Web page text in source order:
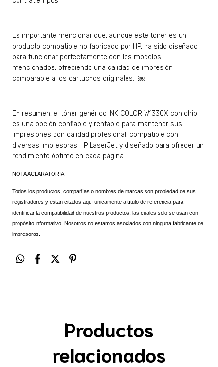
Es importante mencionar que, aunque este tóner es un
producto compatible no fabricado por HP, ha sido diseñado
para funcionar perfectamente con los modelos
mencionados, ofreciendo una calidad de impresión
comparable a los cartuchos originales. ￼
En resumen, el tóner genérico INK COLOR W1330X con chip
es una opción confiable y rentable para mantener sus
impresiones con calidad profesional, compatible con
diversas impresoras HP LaserJet y diseñado para ofrecer un
rendimiento óptimo en cada página.
NOTA ACLARATORIA
Todos los productos, compañías o nombres de marcas son propiedad de sus
registradores y están citados aquí únicamente a título de referencia para
identificar la compatibilidad de nuestros productos, las cuales solo se usan con
propósito informativo. Nosotros no estamos asociados con ninguna fabricante de
impresoras.
Productos
relacionados